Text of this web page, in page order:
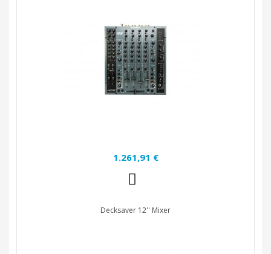
1.261,91 €
Decksaver 12'' Mixer